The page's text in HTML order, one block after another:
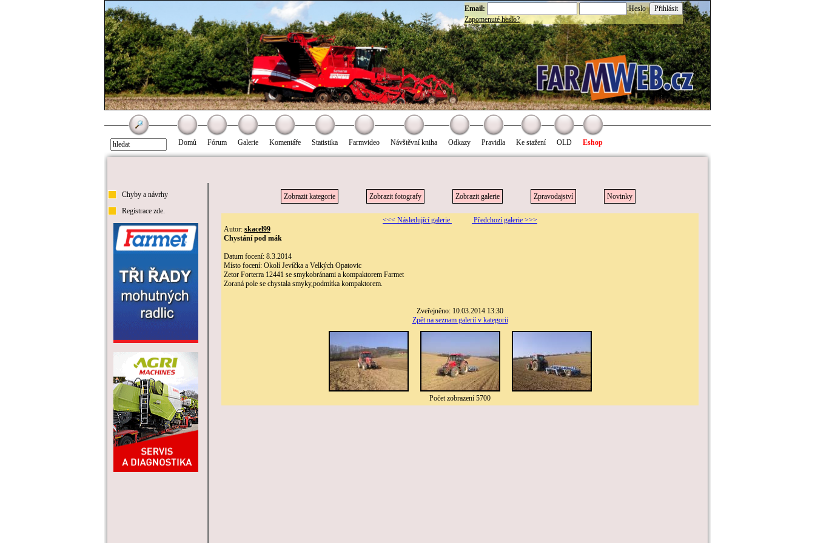
Email:
:Heslo
Zapomenuté heslo?
Domů Fórum Galerie Komentáře Statistika Farmvideo Návštěvní kniha Odkazy Pravidla Ke stažení OLD Eshop
Chyby a návrhy
Registrace zde.
Zobrazit kategorie Zobrazit fotografy Zobrazit galerie Zpravodajství Novinky
<<< Následující galerie
Předchozí galerie >>>
Autor: skacel99
Chystání pod mák
Datum focení: 8.3.2014
Místo focení: Okolí Jevíčka a Velkých Opatovic
Zetor Forterra 12441 se smykobránami a kompaktorem Farmet
Zoraná pole se chystala smyky,podmítka kompaktorem.
Zveřejněno: 10.03.2014 13:30
Zpět na seznam galerií v kategorii
Počet zobrazení 5700